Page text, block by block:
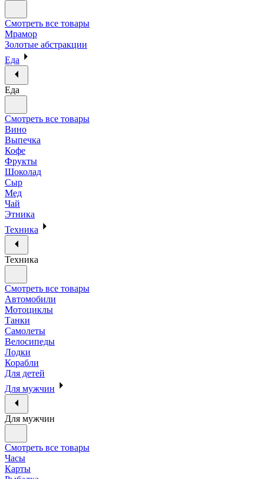
Смотреть все товары
Мрамор
Золотые абстракции
Еда
Еда
Смотреть все товары
Вино
Выпечка
Кофе
Фрукты
Шоколад
Сыр
Мед
Чай
Этника
Техника
Техника
Смотреть все товары
Автомобили
Мотоциклы
Танки
Самолеты
Велосипеды
Лодки
Корабли
Для детей
Для мужчин
Для мужчин
Смотреть все товары
Часы
Карты